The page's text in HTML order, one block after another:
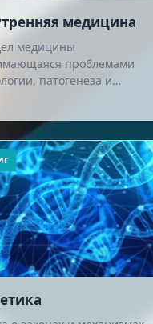
медицина
медицины
проблемами
патогенеза и
диагностики,